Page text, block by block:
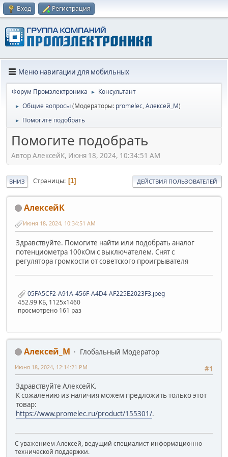
Вход Регистрация
Меню навигации для мобильных
Форум Промэлектроника ► Консультант
► Общие вопросы(Модераторы: promelec,Алексей_М)
► Помогите подобрать
Помогите подобрать
Автор АлексейК, Июня 18, 2024, 10:34:51 AM
ВНИЗ Страницы 1 ДЕЙСТВИЯ ПОЛЬЗОВАТЕЛЕЙ
АлексейК
Июня 18, 2024, 10:34:51 AM
Здравствуйте. Помогите найти или подобрать аналог
потенциометра 100кОм с выключателем. Снят с
регулятора громкости от советского проигрывателя
05FA5CF2-A91A-456F-A4D4-AF225E2023F3.jpeg
452.99 КБ, 1125x1460
просмотрено 161 раз
Алексей_М
Глобальный Модератор
#1
Июня 18, 2024, 12:14:21 PM
Здравствуйте АлексейК.
К сожалению из наличия можем предложить только этот
товар:
https://www.promelec.ru/product/155301/.
С уважением Алексей, ведущий специалист информационно-
технической поддержки.